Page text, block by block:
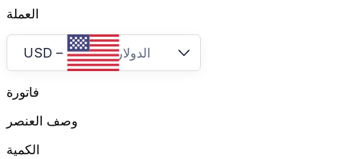
العملة
USD – الدولار الأمريكي
فاتورة
وصف العنصر
الكمية